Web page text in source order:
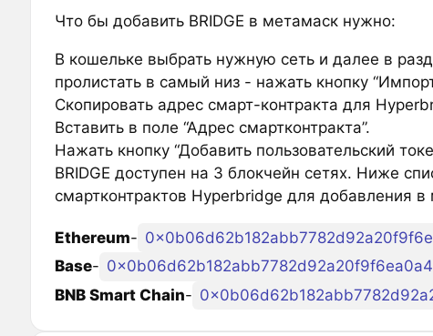
Что бы добавить BRIDGE в метамаск нужно:
В кошельке выбрать нужную сеть и далее в
пролистать в самый низ - нажать кнопку
Скопировать адрес смарт-контракта для
Вставить в поле “Адрес смартконтракта”.
Нажать кнопку “Добавить пользовательский
BRIDGE доступен на 3 блокчейн сетях. Ниже
смартконтрактов Hyperbridge для добавления в
Ethereum-
Base-
BNB Smart Chain-